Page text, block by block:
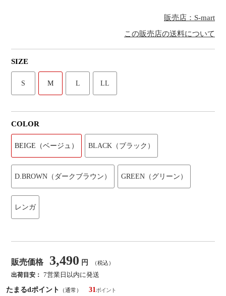
販売店：S-mart
この販売店の送料について
SIZE
S M L LL
COLOR
BEIGE（ベージュ） BLACK（ブラック）
D.BROWN（ダークブラウン） GREEN（グリーン）
レンガ
販売価格 3,490 円 （税込）
出荷目安： 7営業日以内に発送
たまるdポイント
（通常）
31